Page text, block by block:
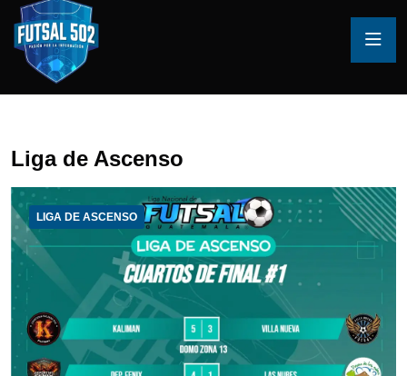
Liga de Ascenso
LIGA DE ASCENSO